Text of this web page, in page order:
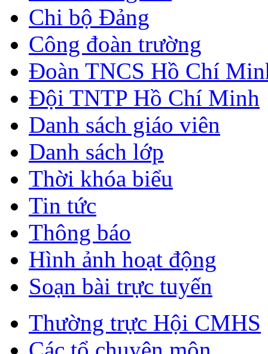
Chi bộ Đảng
Công đoàn trường
Đoàn TNCS Hồ Chí
Đội TNTP Hồ Chí Minh
Danh sách giáo viên
Danh sách lớp
Thời khóa biểu
Tin tức
Thông báo
Hình ảnh hoạt động
Soạn bài trực tuyến
Thường trực Hội CMHS